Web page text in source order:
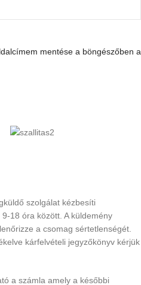
mentése a böngészőben a
szolgálat kézbesíti
18 óra között. A küldemény
a csomag sértetlenségét.
kárfelvételi jegyzőkönyv kérjük
a számla amely a későbbi